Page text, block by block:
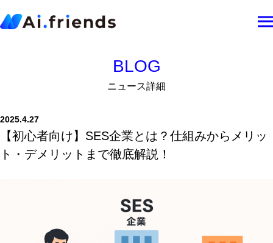
BLOG
ニ ュ ース詳細
2025.4.27
【初心者向け】SES企業とは？仕組みからメリッ
ト・デメリットまで徹底解説！